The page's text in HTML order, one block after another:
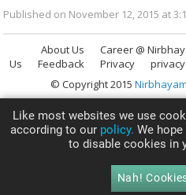
Published on November 12, 2015 at
About Us Career @
Us
Feedback Privacy
© Copyright 2015
Like most websites we use
according to our policy. We
to disable cookies in
Nah!